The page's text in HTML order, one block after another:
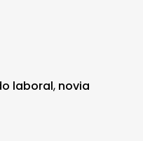
laboral, novia